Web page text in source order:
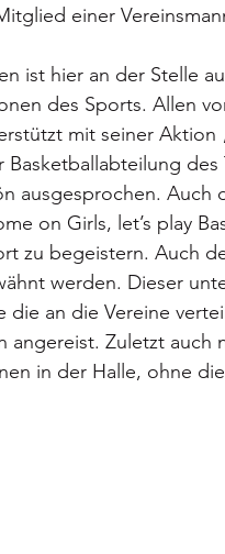
einer
ist hier an der Stelle
des Sports. Allen
mit seiner
Basketballabteilung
ausgesprochen.
on Girls, let’s play
zu begeistern. Auch
werden. Dieser
die an die Vereine
angereist. Zuletzt
in der Halle, ohne